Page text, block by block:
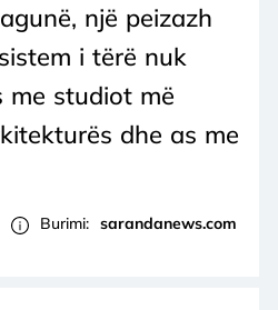
një peizazh
i tërë nuk
me studiot më
dhe as me
Burimi: sarandanews.com